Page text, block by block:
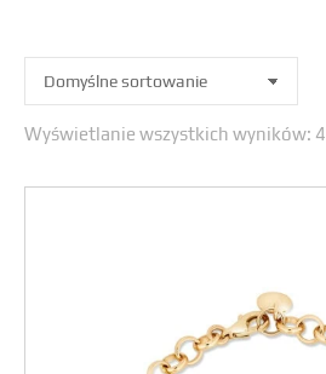
Wyświetlanie wszystkich wyników: 4